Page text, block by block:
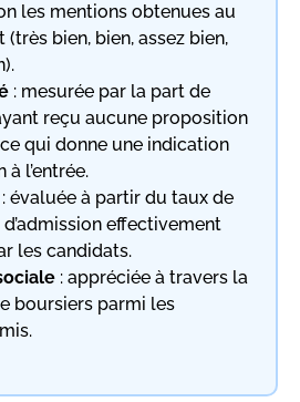
les mentions obtenues au
bien, bien, assez bien,
: mesurée par la part de
reçu aucune proposition
ce qui donne une indication
l’entrée.
: évaluée à partir du taux de
effectivement
les candidats.
: appréciée à travers la
boursiers parmi les